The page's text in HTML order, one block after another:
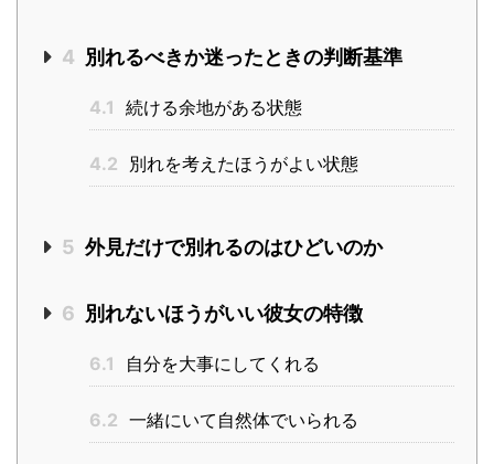
4 別れるべきか迷ったときの判断基準
4.1 続ける余地がある状態
4.2 別れを考えたほうがよい状態
5 外見だけで別れるのはひどいのか
6 別れないほうがいい彼女の特徴
6.1 自分を大事にしてくれる
6.2 一緒にいて自然体でいられる